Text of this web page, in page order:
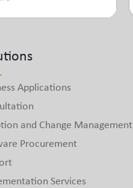
Applications
and Change Management
Procurement
Services